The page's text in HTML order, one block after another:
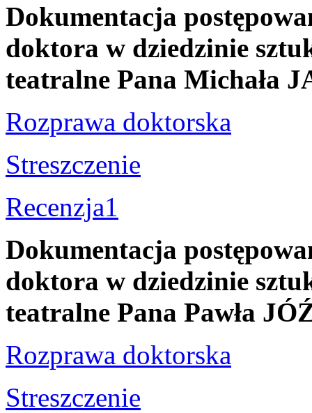
Dokumentacja
doktora w dziedzinie
teatralne Pana Michała
Rozprawa doktorska
Streszczenie
Recenzja1
Dokumentacja
doktora w dziedzinie
teatralne Pana Pawła
Rozprawa doktorska
Streszczenie